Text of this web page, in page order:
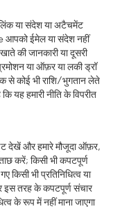
या संदेश या अटैचमेंट
आपको ईमेल या संदेश नहीं
की जानकारी या दूसरी
प्रमोशन या ऑफ़र या लकी ड्रॉ
से कोई भी राशि/भुगतान लेते
यह हमारी नीति के विपरीत
देखें और हमारे मौजूदा ऑफ़र,
करें; किसी भी कपटपूर्ण
किसी भी प्रतिनिधित्व या
इस तरह के कपटपूर्ण संचार
के रूप में नहीं माना जाएगा